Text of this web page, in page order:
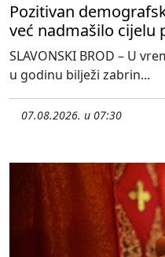
Pozitivan
već nadmašilo cijelu
SLAVONSKI BROD – U
u godinu bilježi zabrin...
07.08.2026. u 07:30